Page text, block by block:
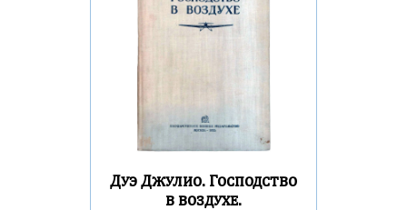
Дуэ Джулио. Господство
в воздухе.